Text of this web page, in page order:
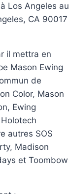
Los Angeles au
CA 90017
il mettra en
Mason Ewing
de
Color, Mason
Ewing
autres SOS
Madison
et Toombow